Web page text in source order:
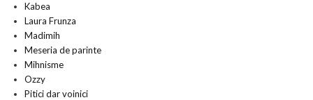
Kabea
Laura Frunza
Madimih
Meseria de parinte
Mihnisme
Ozzy
Pitici dar voinici